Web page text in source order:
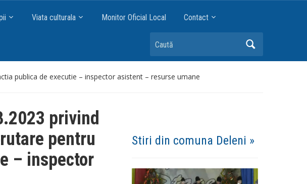
Viata culturala Monitor Oficial Local Contact
Caută
publica de executie – inspector asistent – resurse umane
privind
pentru
– inspector
Stiri din comuna Deleni »